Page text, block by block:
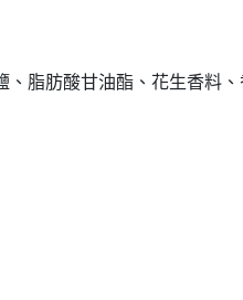
脂肪酸甘油酯、花生香料